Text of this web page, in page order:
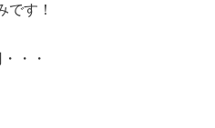
です！
・・